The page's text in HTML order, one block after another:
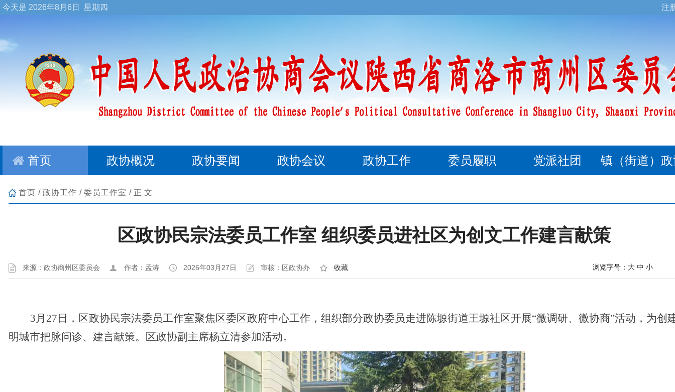
今天是 2026年8月6日 星期四 注
首页 政协概况 政协要闻 政协会议 政协工作 委员履职 党派社团 镇（街道）
首页 / 政协工作 / 委员工作室 /正文
区政协民宗法委员工作室 组织委员进社区为创文工作建言献策
来源：政协商州区委员会 作者：孟涛 2026年03月27日 审核：区政协办 收藏 浏览字号： 大 中 小
3月27日，区政协民宗法委员工作室聚焦区委区政府中心工作，组织部分政协委员走进陈塬街道王塬社区开展“微调研、微协商”活动，为创
明城市把脉问诊、建言献策。区政协副主席杨立清参加活动。